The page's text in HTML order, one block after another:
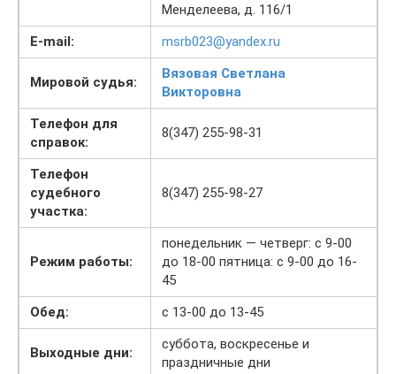
Менделеева, д. 116/1
E-mail:
msrb023@yandex.ru
Мировой судья:
Вязовая Светлана
Викторовна
Телефон для
справок:
8(347) 255-98-31
Телефон
судебного
участка:
8(347) 255-98-27
Режим работы:
понедельник — четверг: с 9-00
до 18-00 пятница: с 9-00 до 16-
45
Обед:
с 13-00 до 13-45
Выходные дни:
суббота, воскресенье и
праздничные дни